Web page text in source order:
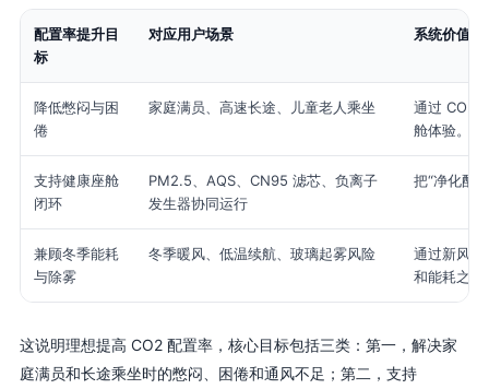
配置率提升目
标
对应用户场景 系统价值
降低憋闷与困
倦
家庭满员、高速长途、儿童老人乘坐
通过 CO2
舱体验。
支持健康座舱
闭环
PM2.5、AQS、CN95 滤芯、负离子
发生器协同运行
把“净化配
兼顾冬季能耗
与除雾
冬季暖风、低温续航、玻璃起雾风险
通过新风比
和能耗之间
这说明理想提高 CO2 配置率，核心目标包括三类：第一，解决家
庭满员和长途乘坐时的憋闷、困倦和通风不足；第二，支持